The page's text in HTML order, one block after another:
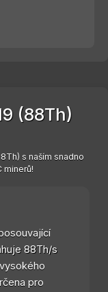
(88Th)
s naším snadno
minerů!
88Th/s
pro